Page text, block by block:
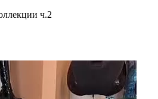
ч.2